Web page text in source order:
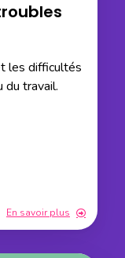
les difficultés
du travail.
En savoir plus